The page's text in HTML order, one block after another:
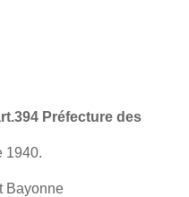
Préfecture des
1940.
Bayonne